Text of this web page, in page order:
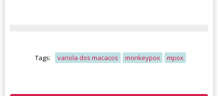
Tags: variola dos macacos monkeypox mpox